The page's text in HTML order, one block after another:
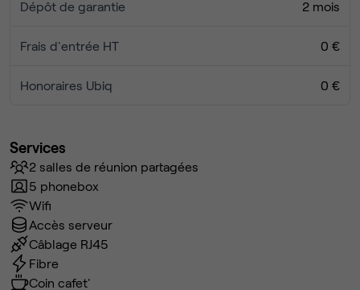
Dépôt de garantie 2 mois
Frais d'entrée HT 0 €
Honoraires Ubiq 0 €
Services
2 salles de réunion partagées
5 phonebox
Wifi
Accès serveur
Câblage RJ45
Fibre
Coin cafet'